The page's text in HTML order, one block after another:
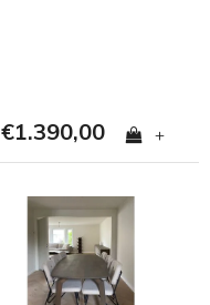
€1.390,00 +